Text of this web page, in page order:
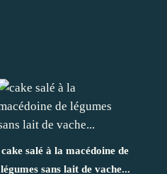
cake salé à la macédoine de
légumes sans lait de vache...